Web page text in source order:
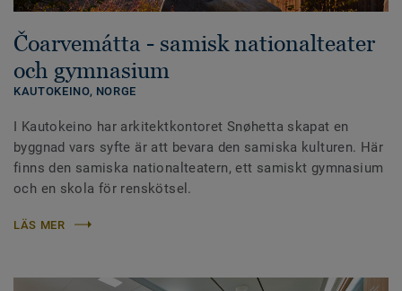
Čoarvemátta - samisk nationalteater
och gymnasium
KAUTOKEINO, NORGE
I Kautokeino har arkitektkontoret Snøhetta skapat en
byggnad vars syfte är att bevara den samiska kulturen. Här
finns den samiska nationalteatern, ett samiskt gymnasium
och en skola för renskötsel.
LÄS MER